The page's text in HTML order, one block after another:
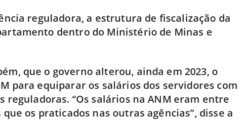
reguladora, a estrutura de fiscalização da
dentro do Ministério de Minas e
que o governo alterou, ainda em 2023, o
para equiparar os salários dos servidores com
reguladoras. “Os salários na ANM eram entre
que os praticados nas outras agências”, disse a